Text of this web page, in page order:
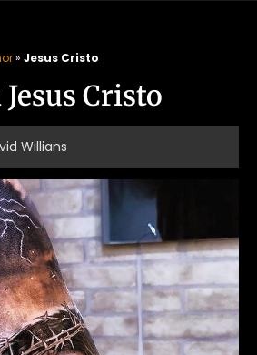
» Jesus Cristo
Cristo
Willians